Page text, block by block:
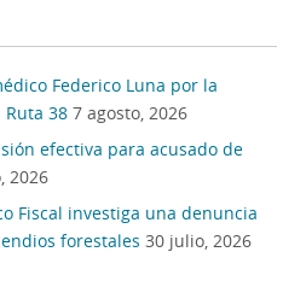
Federico Luna por la
38 7 agosto, 2026
efectiva para acusado de
2026
Fiscal investiga una denuncia
forestales 30 julio, 2026